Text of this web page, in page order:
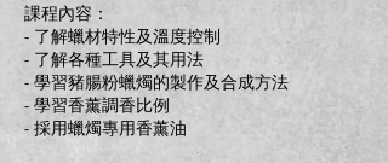
課程內容：
- 了解蠟材特性及溫度控制
- 了解各種工具及其用法
- 學習豬腸粉蠟燭的製作及合成方法
- 學習香薰調香比例
- 採用蠟燭專用香薰油